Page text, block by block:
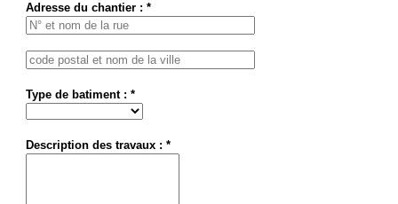
Adresse du chantier : *
Type de batiment : *
Description des travaux : *